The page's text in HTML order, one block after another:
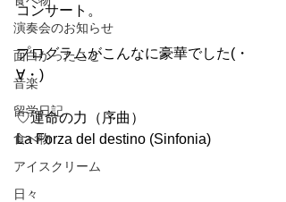
演奏会のお知らせ
面白かったこと
音楽
留学日記
食べ物
アイスクリーム
日々
コンサート。
プログラムがこんなに豪華でした(・
∀・)
♡運命の力（序曲）
La Forza del destino (Sinfonia)